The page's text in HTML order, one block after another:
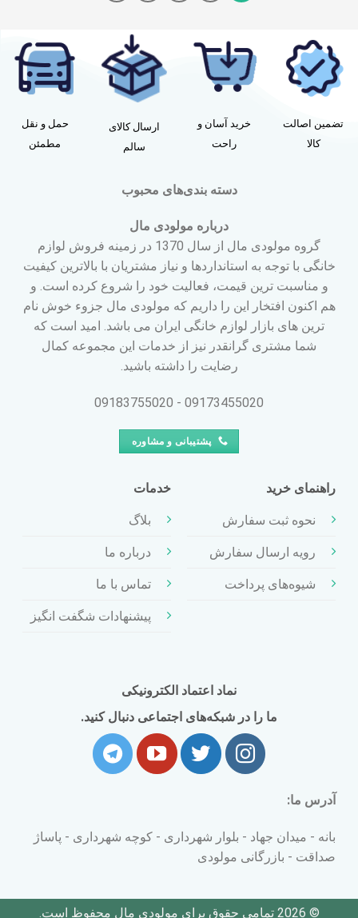
تضمین اصالت
کالا
خرید آسان و
راحت
ارسال کالای
سالم
حمل و نقل
مطمئن
دسته بندی‌های محبوب
درباره مولودی مال
گروه مولودی مال از سال 1370 در زمینه فروش لوازم
خانگی با توجه به استانداردها و نیاز مشتریان با بالاترین کیفیت
و مناسبت ترین قیمت، فعالیت خود را شروع کرده است. و
هم اکنون افتخار این را داریم که مولودی مال جزوء خوش نام
ترین های بازار لوازم خانگی ایران می باشد. امید است که
شما مشتری گرانقدر نیز از خدمات این مجموعه کمال
رضایت را داشته باشید.
09173455020 - 09183755020
پشتیبانی و مشاوره
راهنمای خرید
نحوه ثبت سفارش
رویه ارسال سفارش
شیوه‌های پرداخت
خدمات
بلاگ
درباره ما
تماس با ما
پیشنهادات شگفت انگیز
نماد اعتماد الکترونیکی
ما را در شبکه‌های اجتماعی دنبال کنید.
آدرس ما:
بانه - میدان جهاد - بلوار شهرداری - کوچه شهرداری - پاساژ
صداقت - بازرگانی مولودی
© 2026 تمامی حقوق برای مولودی مال محفوظ است.